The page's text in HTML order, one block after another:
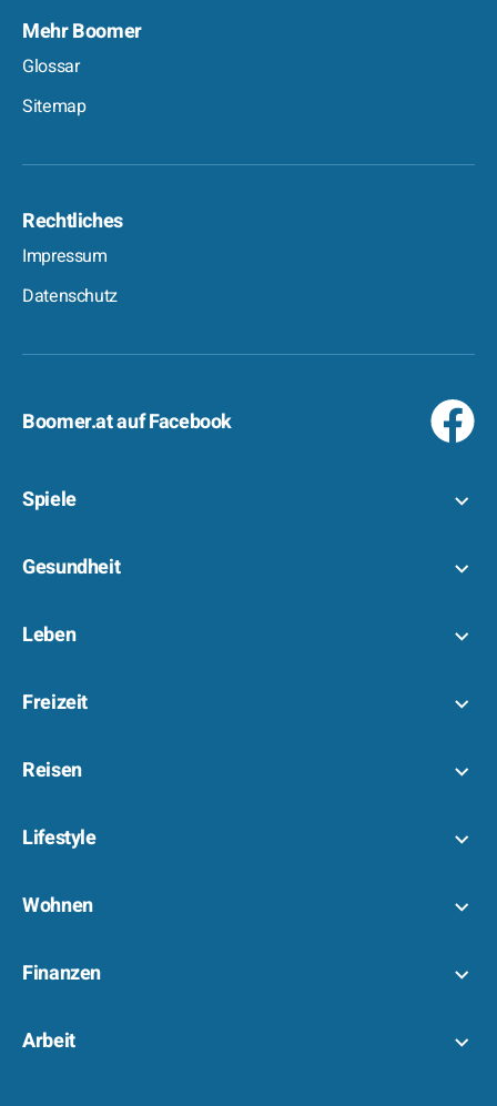
Mehr Boomer
Glossar
Sitemap
Rechtliches
Impressum
Datenschutz
Boomer.at auf Facebook
Spiele
Gesundheit
Leben
Freizeit
Reisen
Lifestyle
Wohnen
Finanzen
Arbeit